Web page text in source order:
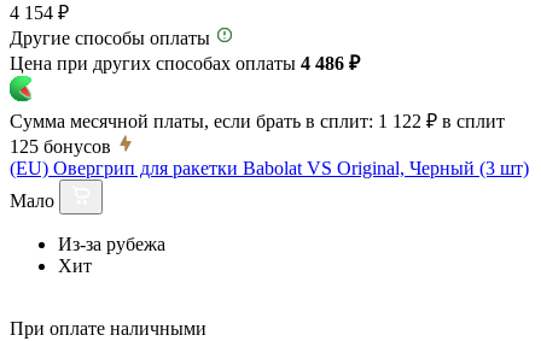
4 154 ₽
Другие способы оплаты
Цена при других способах оплаты 4 486 ₽
Сумма месячной платы, если брать в сплит: 1 122 ₽ в сплит
125 бонусов
(EU) Овергрип для ракетки Babolat VS Original, Черный (3 шт)
Мало
Из-за рубежа
Хит
При оплате наличными